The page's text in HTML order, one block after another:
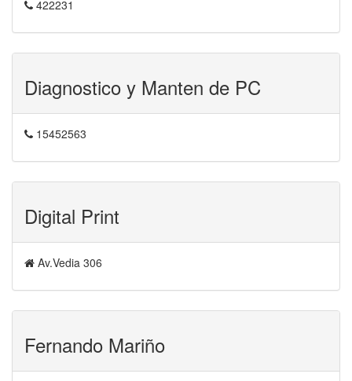
422231
Diagnostico y Manten de PC
15452563
Digital Print
Av.Vedia 306
Fernando Mariño